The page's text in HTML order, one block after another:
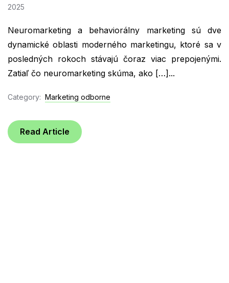
2025
Neuromarketing a behaviorálny marketing sú dve
dynamické oblasti moderného marketingu, ktoré sa v
posledných rokoch stávajú čoraz viac prepojenými.
Zatiaľ čo neuromarketing skúma, ako […]...
Category: Marketing odborne
Read Article